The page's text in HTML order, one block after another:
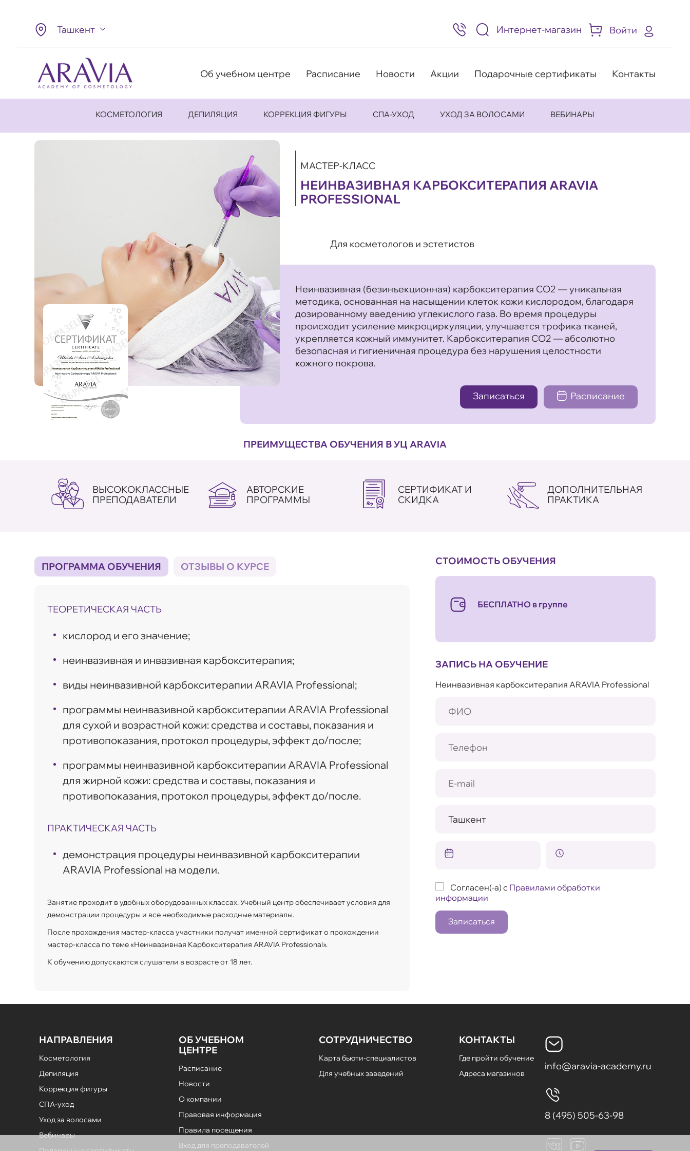
Ташкент
8
(495)
505-
98
Интернет-магазин Войти
Об учебном центре Расписание Новости Акции Подарочные сертификаты Контакты
КОСМЕТОЛОГИЯ ДЕПИЛЯЦИЯ КОРРЕКЦИЯ ФИГУРЫ СПА-УХОД УХОД ЗА ВОЛОСАМИ ВЕБИНАРЫ
МАСТЕР-КЛАСС
НЕИНВАЗИВНАЯ КАРБОКСИТЕРАПИЯ ARAVIA
PROFESSIONAL
Для косметологов и эстетистов
Неинвазивная (безинъекционная) карбокситерапия СО2 — уникальная
методика, основанная на насыщении клеток кожи кислородом, благодаря
дозированному введению углекислого газа. Во время процедуры
происходит усиление микроциркуляции, улучшается трофика тканей,
укрепляется кожный иммунитет. Карбокситерапия СО2 — абсолютно
безопасная и гигиеничная процедура без нарушения целостности
кожного покрова.
Записаться Расписание
ПРЕИМУЩЕСТВА ОБУЧЕНИЯ В УЦ ARAVIA
ВЫСОКОКЛАССНЫЕ
ПРЕПОДАВАТЕЛИ
АВТОРСКИЕ
ПРОГРАММЫ
СЕРТИФИКАТ И
СКИДКА
ДОПОЛНИТЕЛЬНАЯ
ПРАКТИКА
ПРОГРАММА ОБУЧЕНИЯ ОТЗЫВЫ О КУРСЕ
ТЕОРЕТИЧЕСКАЯ ЧАСТЬ
кислород и его значение;
неинвазивная и инвазивная карбокситерапия;
виды неинвазивной карбокситерапии ARAVIA Professional;
программы неинвазивной карбокситерапии ARAVIA Professional
для сухой и возрастной кожи: средства и составы, показания и
противопоказания, протокол процедуры, эффект до/после;
программы неинвазивной карбокситерапии ARAVIA Professional
для жирной кожи: средства и составы, показания и
противопоказания, протокол процедуры, эффект до/после.
ПРАКТИЧЕСКАЯ ЧАСТЬ
демонстрация процедуры неинвазивной карбокситерапии
ARAVIA Professional на модели.
Занятие проходит в удобных оборудованных классах. Учебный центр обеспечивает условия для
демонстрации процедуры и все необходимые расходные материалы.
После прохождения мастер-класса участники получат именной сертификат о прохождении
мастер-класса по теме «Неинвазивная Карбокситерапия ARAVIA Professional».
К обучению допускаются слушатели в возрасте от 18 лет.
СТОИМОСТЬ ОБУЧЕНИЯ
БЕСПЛАТНО в группе
ЗАПИСЬ НА ОБУЧЕНИЕ
Неинвазивная карбокситерапия ARAVIA Professional
Согласен(-а) с Правилами обработки
информации
Записаться
НАПРАВЛЕНИЯ
Косметология
Депиляция
Коррекция фигуры
СПА-уход
Уход за волосами
Вебинары
ОБ УЧЕБНОМ
ЦЕНТРЕ
Расписание
Новости
О компании
Правовая информация
Правила посещения
Вход для преподавателей
СОТРУДНИЧЕСТВО
Карта бьюти-специалистов
Для учебных заведений
КОНТАКТЫ
Где пройти обучение
Адреса магазинов
info@aravia-academy.ru
8 (495) 505-63-98